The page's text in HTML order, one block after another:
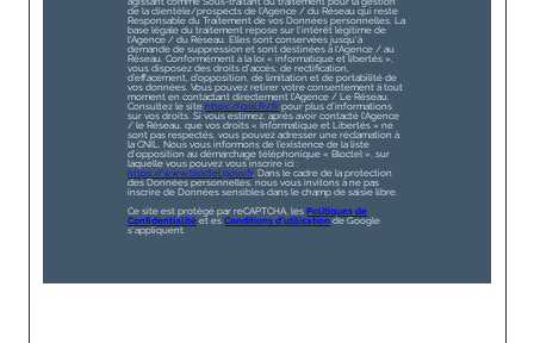
agissant comme Sous-traitant du traitement pour la gestion
de la clientèle/prospects de l'Agence / du Réseau qui reste
Responsable du Traitement de vos Données personnelles. La
base légale du traitement repose sur l'intérêt légitime de
l'Agence / du Réseau. Elles sont conservées jusqu'à
demande de suppression et sont destinées à l'Agence / au
Réseau. Conformément à la loi « informatique et libertés »,
vous disposez des droits d’accès, de rectification,
d’effacement, d’opposition, de limitation et de portabilité de
vos données. Vous pouvez retirer votre consentement à tout
moment en contactant directement l’Agence / Le Réseau.
Consultez le site https://cnil.fr/fr pour plus d’informations
sur vos droits. Si vous estimez, après avoir contacté l'Agence
/ le Réseau, que vos droits « Informatique et Libertés » ne
sont pas respectés, vous pouvez adresser une réclamation à
la CNIL. Nous vous informons de l’existence de la liste
d'opposition au démarchage téléphonique « Bloctel », sur
laquelle vous pouvez vous inscrire ici :
https://www.bloctel.gouv.fr. Dans le cadre de la protection
des Données personnelles, nous vous invitons à ne pas
inscrire de Données sensibles dans le champ de saisie libre.
Ce site est protégé par reCAPTCHA, les Politiques de
Confidentialité et esConditions d'utilisation de Google
s'appliquent.